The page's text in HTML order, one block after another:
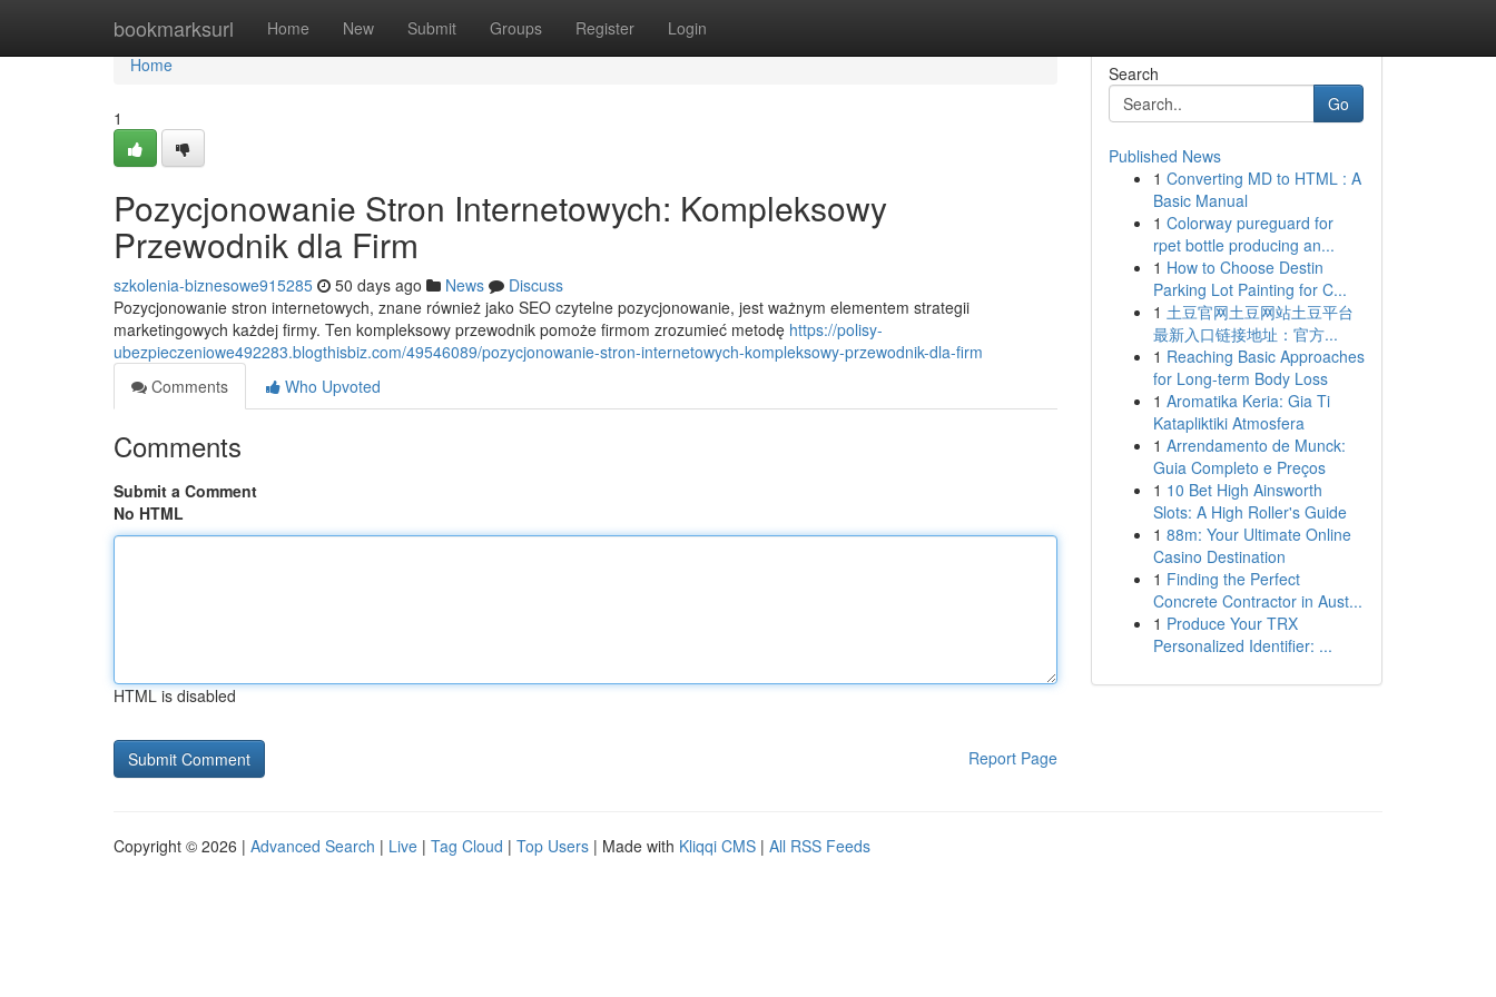
bookmarksurl Home New Submit Groups Register Login
Home
Home
1
Pozycjonowanie Stron Internetowych: Kompleksowy
Przewodnik dla Firm
szkolenia-biznesowe915285 50 days ago News
Discuss
Pozycjonowanie stron internetowych, znane również jako SEO czytelne pozycjonowanie, jest ważnym elementem strategii
marketingowych każdej firmy. Ten kompleksowy przewodnik pomoże firmom zrozumieć metodę https://polisy-
ubezpieczeniowe492283.blogthisbiz.com/49546089/pozycjonowanie-stron-internetowych-kompleksowy-przewodnik-dla-firm
Comments
Who Upvoted
Comments
Submit a Comment
No HTML
HTML is disabled
Report Page
Search
Go
Published News
1 Converting MD to HTML : A
Basic Manual
1 Colorway pureguard for
rpet bottle producing an...
1 How to Choose Destin
Parking Lot Painting for C...
1 土豆官网土豆网站土豆平台
最新入口链接地址：官方...
1 Reaching Basic Approaches
for Long-term Body Loss
1 Aromatika Keria: Gia Ti
Katapliktiki Atmosfera
1 Arrendamento de Munck:
Guia Completo e Preços
1 10 Bet High Ainsworth
Slots: A High Roller's Guide
1 88m: Your Ultimate Online
Casino Destination
1 Finding the Perfect
Concrete Contractor in Aust...
1 Produce Your TRX
Personalized Identifier: ...
Copyright © 2026 | Advanced Search | Live | Tag Cloud | Top Users | Made with Kliqqi CMS | All RSS Feeds